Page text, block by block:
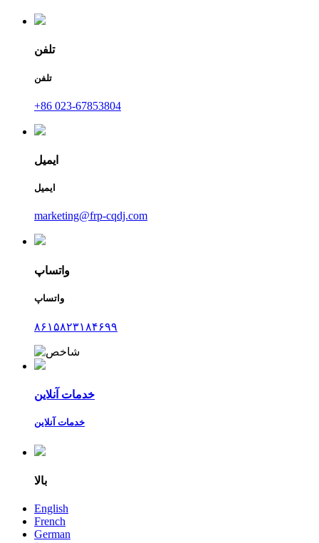
تلفن
تلفن
‎+86 023-67853804‎
ایمیل
ایمیل
marketing@frp-cqdj.com
واتساپ
واتساپ
۸۶۱۵۸۲۳۱۸۴۶۹۹
خدمات آنلاین
خدمات آنلاین
بالا
English
French
German